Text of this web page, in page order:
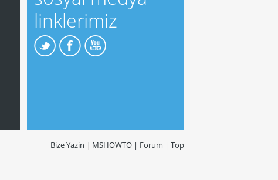
linklerimiz
Bize Yazin | MSHOWTO | Forum | Top